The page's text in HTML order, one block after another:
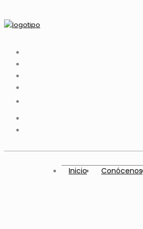
Inicio Conócenos